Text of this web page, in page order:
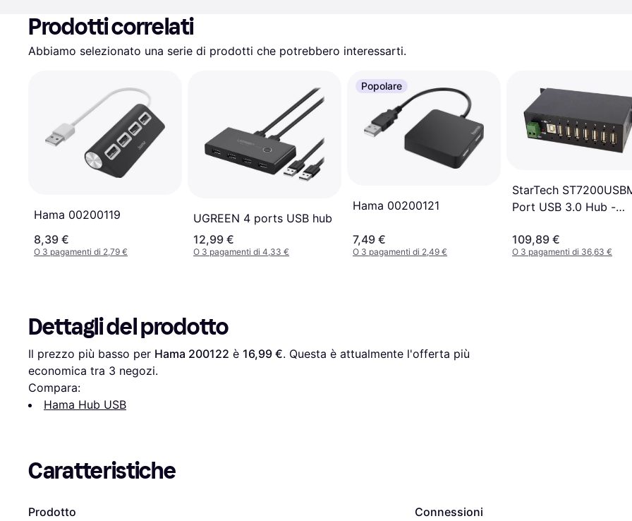
Prodotti correlati
Abbiamo selezionato una serie di prodotti che potrebbero interessarti.
Hama 00200119
8,39 €
O 3 pagamenti di 2,79 €
UGREEN 4 ports USB hub
12,99 €
O 3 pagamenti di 4,33 €
Popolare
Hama 00200121
7,49 €
O 3 pagamenti di 2,49 €
StarTech
Port USB 3.0 Hub -
109,89 €
O 3 pagamenti di 36,63 €
Dettagli del prodotto
Il prezzo più basso per Hama 200122 è 16,99 €. Questa è attualmente l'offerta più
economica tra 3 negozi.
Compara:
Hama Hub USB
Caratteristiche
Prodotto Connessioni